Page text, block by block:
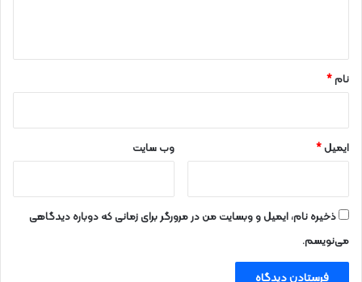
نام*
ایمیل* وب‌ سایت
ذخیره نام، ایمیل و وبسایت من در مرورگر برای زمانی که دوباره دیدگاهی
می‌نویسم.